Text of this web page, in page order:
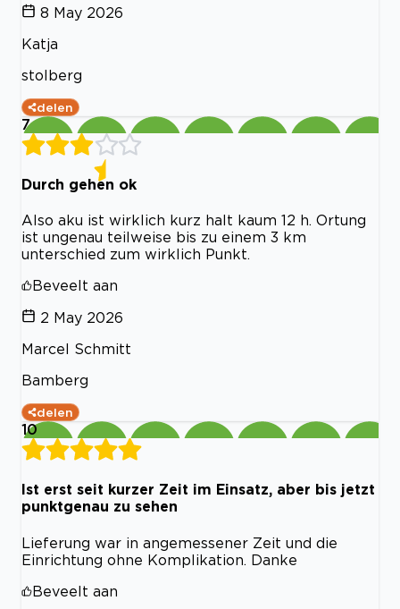
8 May 2026
Katja
stolberg
delen
7
Durch gehen ok
Also aku ist wirklich kurz halt kaum 12 h. Ortung
ist ungenau teilweise bis zu einem 3 km
unterschied zum wirklich Punkt.
Beveelt aan
2 May 2026
Marcel Schmitt
Bamberg
delen
10
Ist erst seit kurzer Zeit im Einsatz, aber bis jetzt
punktgenau zu sehen
Lieferung war in angemessener Zeit und die
Einrichtung ohne Komplikation. Danke
Beveelt aan